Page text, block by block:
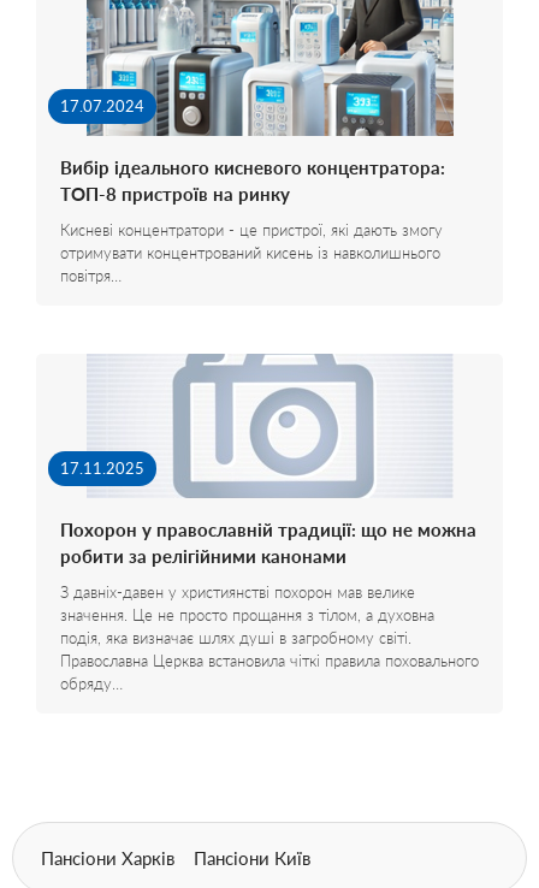
17.07.2024
Вибір ідеального кисневого концентратора:
ТОП-8 пристроїв на ринку
Кисневі концентратори - це пристрої, які дають змогу
отримувати концентрований кисень із навколишнього
повітря…
17.11.2025
Похорон у православній традиції: що не можна
робити за релігійними канонами
З давніх-давен у християнстві похорон мав велике
значення. Це не просто прощання з тілом, а духовна
подія, яка визначає шлях душі в загробному світі.
Православна Церква встановила чіткі правила поховального
обряду…
Пансіони Харків Пансіони Київ